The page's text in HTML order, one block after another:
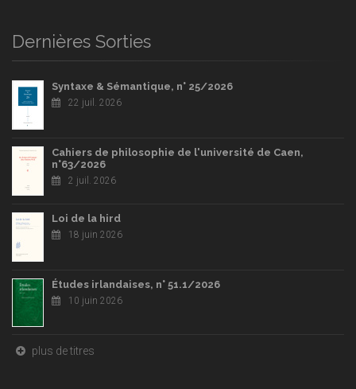
Dernières Sorties
Syntaxe & Sémantique, n° 25/2026
22 juil. 2026
Cahiers de philosophie de l'université de Caen,
n°63/2026
2 juil. 2026
Loi de la hird
18 juin 2026
Études irlandaises, n° 51.1/2026
10 juin 2026
plus de titres